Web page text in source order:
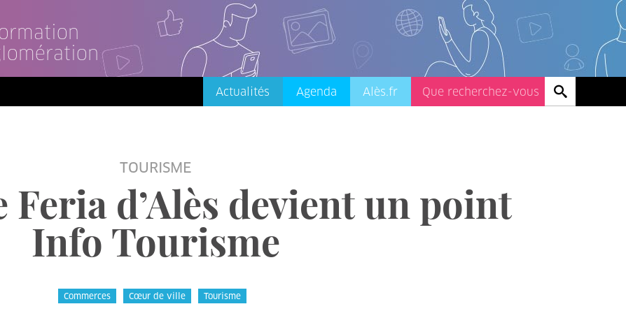
Actualités Agenda Alès.fr
TOURISME
d’Alès devient un point
Info Tourisme
Commerces Cœur de ville Tourisme